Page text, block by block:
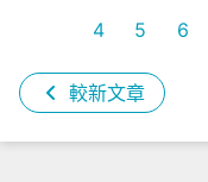
較新文章
4 5 6